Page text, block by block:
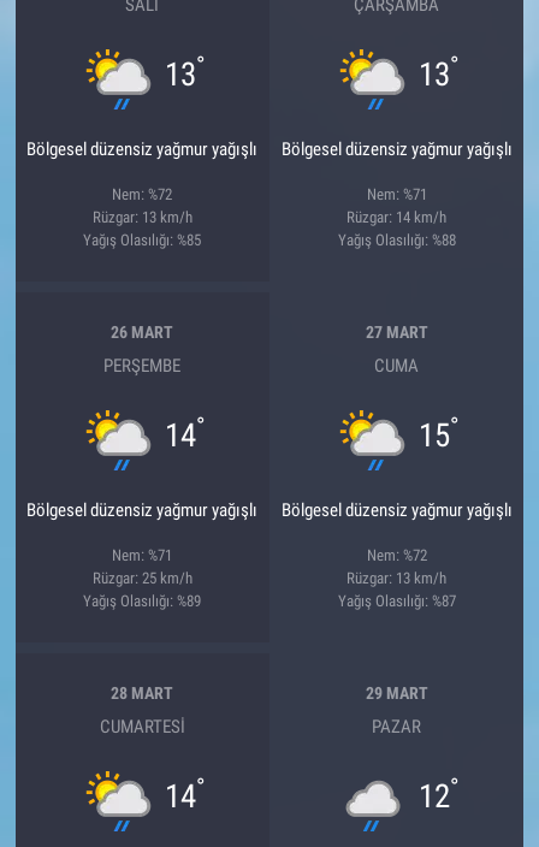
SALI
13°
Bölgesel düzensiz yağmur yağışlı
Nem: %72
Rüzgar: 13 km/h
Yağış Olasılığı: %85
ÇARŞAMBA
13°
Bölgesel düzensiz yağmur yağışlı
Nem: %71
Rüzgar: 14 km/h
Yağış Olasılığı: %88
26 MART
PERŞEMBE
14°
Bölgesel düzensiz yağmur yağışlı
Nem: %71
Rüzgar: 25 km/h
Yağış Olasılığı: %89
27 MART
CUMA
15°
Bölgesel düzensiz yağmur yağışlı
Nem: %72
Rüzgar: 13 km/h
Yağış Olasılığı: %87
28 MART
CUMARTESI
14°
29 MART
PAZAR
12°